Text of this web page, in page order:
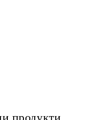
продукти